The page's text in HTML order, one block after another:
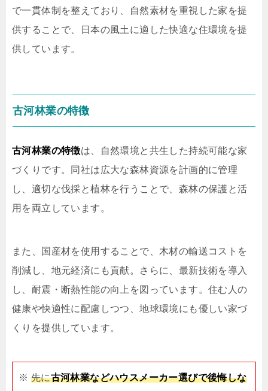
で一貫体制を整えており、自然素材を重視した家を提
供することで、日本の風土に適した快適な住環境を提
供しています。
古河林業の特徴
古河林業の特徴は、自然環境と共生した持続可能な家
づくりです。同社は広大な森林資源を計画的に管理
し、適切な伐採と植林を行うことで、森林の保護と活
用を両立しています。
また、国産材を使用することで、木材の輸送コストを
削減し、地元経済にも貢献。さらに、最新技術を導入
し、耐震・断熱性能の向上を図っています。住む人の
健康や快適性に配慮しつつ、地球環境にも優しい家づ
くりを提供しています。
※ 先に古河林業などハウスメーカー選びで後悔しな